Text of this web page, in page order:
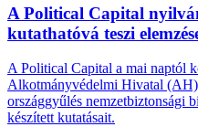
A Political Capital
kutathatóvá teszi
A Political Capital a mai naptól
Alkotmányvédelmi Hivatal (AH)
országgyűlés nemzetbiztonsági
készített kutatásait.